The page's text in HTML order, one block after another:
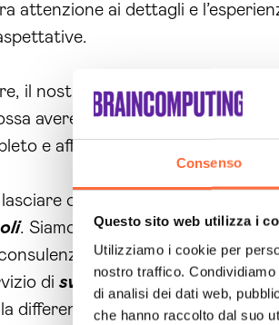
Consenso
Questo sito web utilizza i
Utilizziamo i cookie per
nostro traffico.
di analisi dei dati web,
che hanno raccolto dal suo
attenzione ai dettagli e
il nostro supporto tecnico
avere. Siamo qui per
e affidabile.
che la comunicazione
. Siamo pronti ad aiutarti a
personalizzata o per
di sviluppo chatbot ai
differenza per la tua azienda di